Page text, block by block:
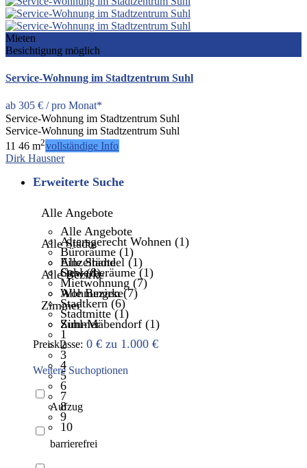
Mieten
Besichtigung möglich
Service-Wohnung im Stadtzentrum Suhl
ab 305 € / pro Monat*
Service-Wohnung im Stadtzentrum Suhl
Service-Wohnung im Stadtzentrum Suhl
11 46 m2vollständige Info
Dirk Hausner
Erweiterte Suche
Alle Angebote
Alle Angebote
Altersgerecht Wohnen (1)
Büroräume (1)
Einzelhandel (1)
Gewerberäume (1)
Mietwohnung (7)
Wohnungen (7)
Alle Städte
Alle Städte
Suhl (8)
Alle Bezirke
Alle Bezirke
Stadtkern (6)
Stadtmitte (1)
Suhl-Mäbendorf (1)
Zimmer
Zimmer
1
2
3
4
5
6
7
8
9
10
Preisklasse: 0 € zu 1.000 €
Weitere Suchoptionen
Aufzug
barrierefrei